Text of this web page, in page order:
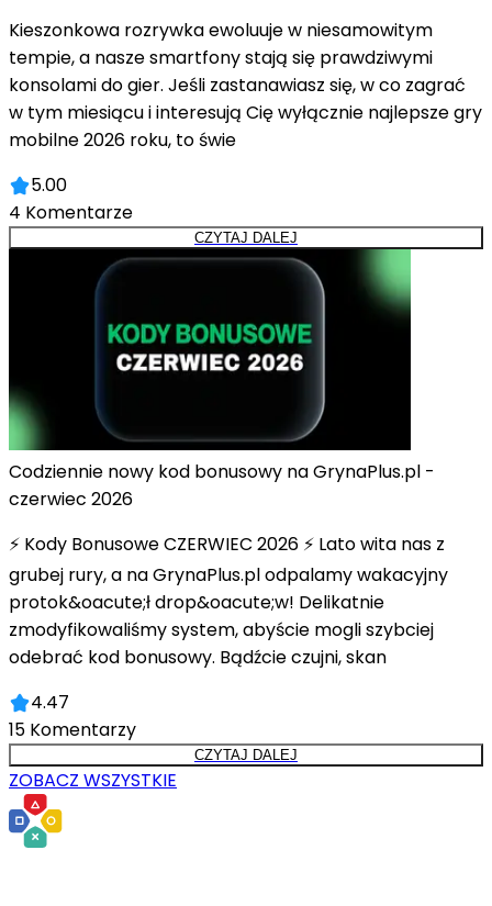
Kieszonkowa rozrywka ewoluuje w niesamowitym
tempie, a nasze smartfony stają się prawdziwymi
konsolami do gier. Jeśli zastanawiasz się, w co zagrać
w tym miesiącu i interesują Cię wyłącznie najlepsze gry
mobilne 2026 roku, to świe
5.00
4 Komentarze
CZYTAJ DALEJ
Codziennie nowy kod bonusowy na GrynaPlus.pl -
czerwiec 2026
⚡ Kody Bonusowe CZERWIEC 2026 ⚡ Lato wita nas z
grubej rury, a na GrynaPlus.pl odpalamy wakacyjny
protok&oacute;ł drop&oacute;w! Delikatnie
zmodyfikowaliśmy system, abyście mogli szybciej
odebrać kod bonusowy. Bądźcie czujni, skan
4.47
15 Komentarzy
CZYTAJ DALEJ
ZOBACZ WSZYSTKIE